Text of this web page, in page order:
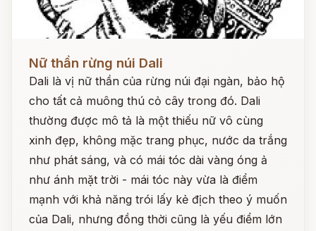
Nữ thần rừng núi Dali
Dali là vị nữ thần của rừng núi đại ngàn, bảo hộ
cho tất cả muông thú cỏ cây trong đó. Dali
thường được mô tả là một thiếu nữ vô cùng
xinh đẹp, không mặc trang phục, nước da trắng
như phát sáng, và có mái tóc dài vàng óng ả
như ánh mặt trời - mái tóc này vừa là điểm
mạnh với khả năng trói lấy kẻ địch theo ý muốn
của Dali, nhưng đồng thời cũng là yếu điểm lớn